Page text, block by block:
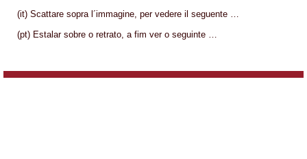
(it) Scattare sopra l´immagine, per vedere il seguente …
(pt) Estalar sobre o retrato, a fim ver o seguinte …